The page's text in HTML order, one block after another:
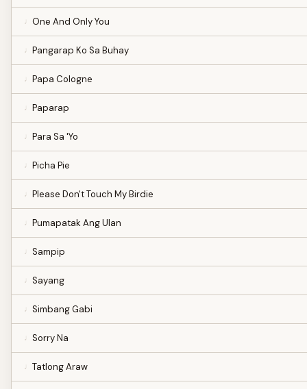
One And Only You
Pangarap Ko Sa Buhay
Papa Cologne
Paparap
Para Sa 'Yo
Picha Pie
Please Don't Touch My Birdie
Pumapatak Ang Ulan
Sampip
Sayang
Simbang Gabi
Sorry Na
Tatlong Araw